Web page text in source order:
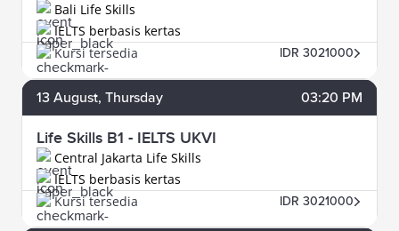
Bali Life Skills
IELTS berbasis kertas
Kursi tersedia
IDR 3021000
13 August, Thursday 03:20 PM
Life Skills B1 - IELTS UKVI
Central Jakarta Life Skills
IELTS berbasis kertas
Kursi tersedia
IDR 3021000